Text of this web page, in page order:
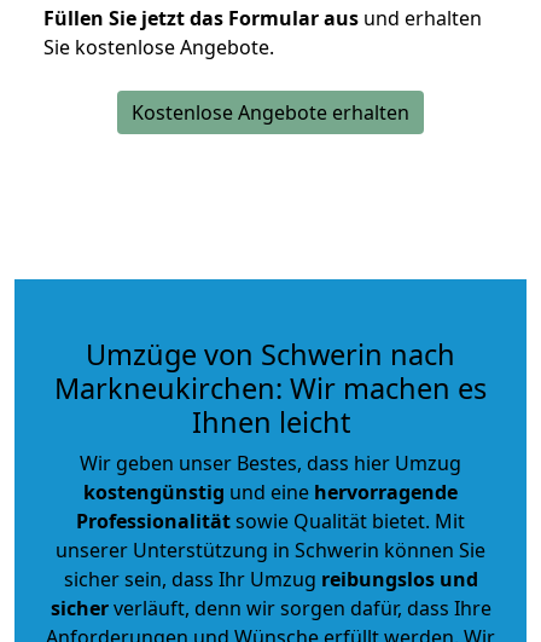
Füllen Sie jetzt das Formular aus und erhalten
Sie kostenlose Angebote.
Kostenlose Angebote erhalten
Umzüge von Schwerin nach
Markneukirchen: Wir machen es
Ihnen leicht
Wir geben unser Bestes, dass hier Umzug
kostengünstig und eine hervorragende
Professionalitätsowie Qualität bietet. Mit
unserer Unterstützung in Schwerin können Sie
sicher sein, dass Ihr Umzug reibungslos und
sicherverläuft, denn wir sorgen dafür, dass Ihre
Anforderungen und Wünsche erfüllt werden. Wir